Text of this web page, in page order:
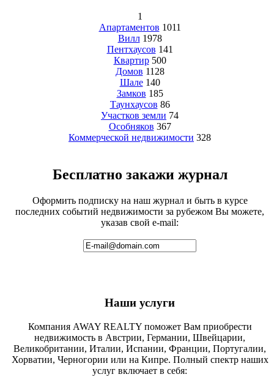
1
Апартаментов 1011
Вилл 1978
Пентхаусов 141
Квартир 500
Домов 1128
Шале 140
Замков 185
Таунхаусов 86
Участков земли 74
Особняков 367
Коммерческой недвижимости 328
Бесплатно закажи журнал
Оформить подписку на наш журнал и быть в курсе
последних событий недвижимости за рубежом Вы можете,
указав свой e-mail:
Наши услуги
Компания AWAY REALTY поможет Вам приобрести
недвижимость в Австрии, Германии, Швейцарии,
Великобритании, Италии, Испании, Франции, Португалии,
Хорватии, Черногории или на Кипре. Полный спектр наших
услуг включает в себя: